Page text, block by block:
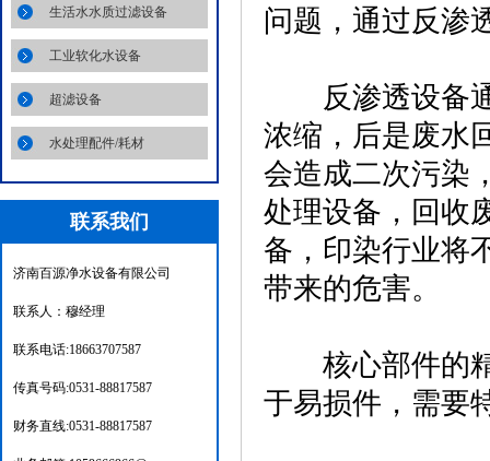
生活水水质过滤设备
工业软化水设备
超滤设备
水处理配件/耗材
联系我们
济南百源净水设备有限公司
联系人：穆经理
联系电话:18663707587
传真号码:0531-88817587
财务直线:0531-88817587
问题，通过反渗
反渗透设备通
浓缩，后是废水
会造成二次污染
处理设备，回收
备，印染行业将
带来的危害。
核心部件的精
于易损件，需要